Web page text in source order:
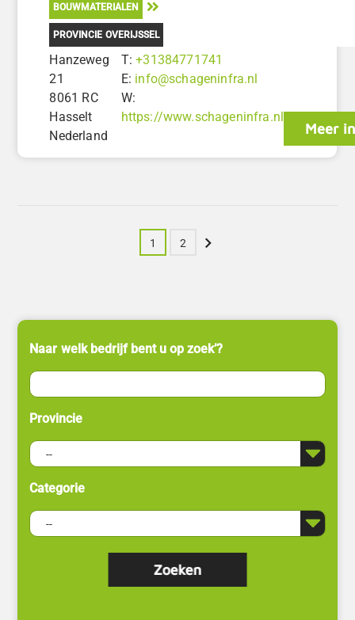
BOUWMATERIALEN
PROVINCIE OVERIJSSEL
Hanzeweg
21
8061 RC
Hasselt
Nederland
T:+31384771741
E: info@schageninfra.nl
W:
https://www.schageninfra.nl
Meer
1 2 Volgende
Naar welk bedrijf bent u op zoek’?
Provincie
Categorie